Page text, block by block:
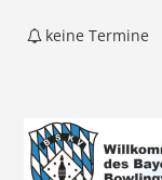
keine Termine